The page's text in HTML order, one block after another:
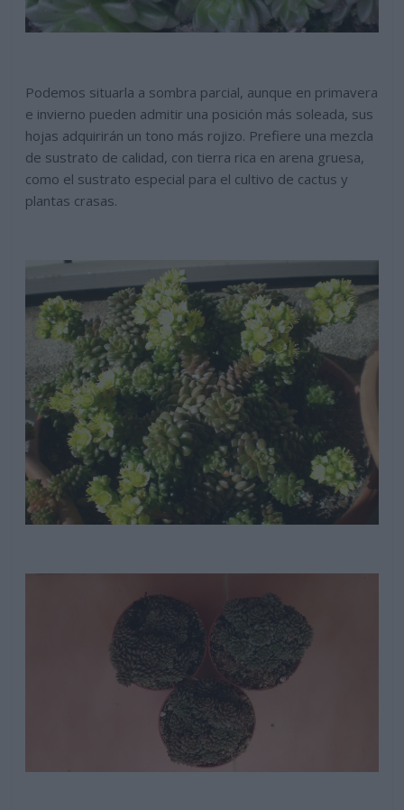
Podemos situarla a sombra parcial, aunque en primavera
e invierno pueden admitir una posición más soleada, sus
hojas adquirirán un tono más rojizo. Prefiere una mezcla
de sustrato de calidad, con tierra rica en arena gruesa,
como el sustrato especial para el cultivo de cactus y
plantas crasas.